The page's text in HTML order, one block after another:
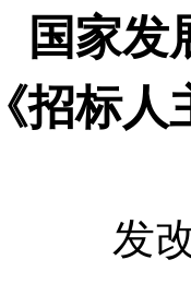
国家发
《招标
发